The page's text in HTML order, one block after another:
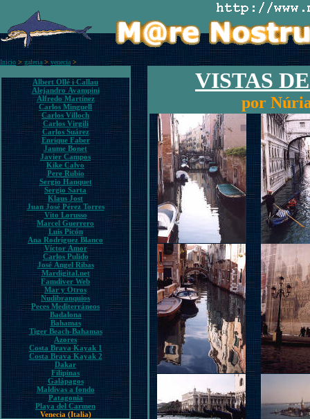
Inicio >galeria>venecia>
Albert Ollé i Callau
Alejandro Avampini
Alfredo Martínez
Carlos Minguell
Carlos Villoch
Carlos Virgili
Carlos Suárez
Enrique Faber
Jaume Bonet
Javier Campos
Kike Calvo
Pere Rubio
Sergio Hanquet
Sergio Sarta
Klaus Jost
Juan José Pérez Torres
Vito Lorusso
Marcel Guerrero
Luis Picón
Ana Rodríguez Blanco
Víctor Amor
Carlos Pulido
José Ángel Ribas
Mardigital.net
Famdiver Web
Mar y Otros
Nudibranquios
Peces Mediterráneos
Badalona
Bahamas
Tiger Beach-Bahamas
Azores
Costa Brava Kayak 1
Costa Brava Kayak 2
Dakar
Filipinas
Galápagos
Maldivas a fondo
Patagonia
Playa del Carmen
Venecia (Italia)
VISTAS
por